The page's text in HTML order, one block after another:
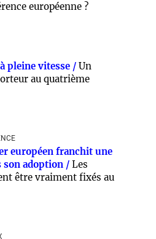
européenne ?
pleine vitesse / Un
au quatrième
européen franchit une
son adoption / Les
être vraiment fixés au